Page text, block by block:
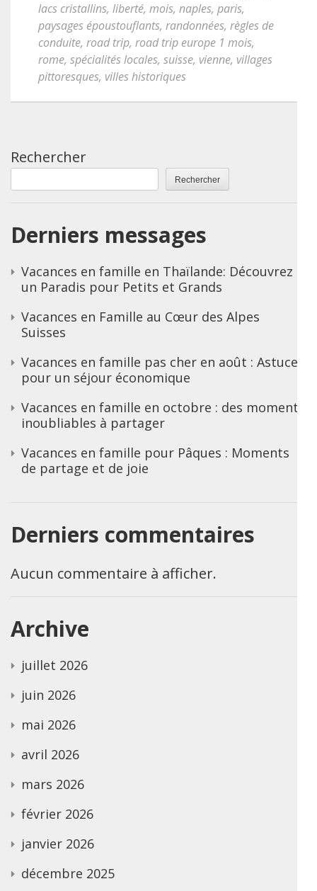
lacs cristallins, liberté, mois, naples, paris,
paysages époustouflants, randonnées, règles de
conduite, road trip, road trip europe 1 mois,
rome, spécialités locales, suisse, vienne, villages
pittoresques, villes historiques
Rechercher
Rechercher
Derniers messages
Vacances en famille en Thaïlande: Découvrez
un Paradis pour Petits et Grands
Vacances en Famille au Cœur des Alpes
Suisses
Vacances en famille pas cher en août : Astuces
pour un séjour économique
Vacances en famille en octobre : des moments
inoubliables à partager
Vacances en famille pour Pâques : Moments
de partage et de joie
Derniers commentaires
Aucun commentaire à afficher.
Archive
juillet 2026
juin 2026
mai 2026
avril 2026
mars 2026
février 2026
janvier 2026
décembre 2025